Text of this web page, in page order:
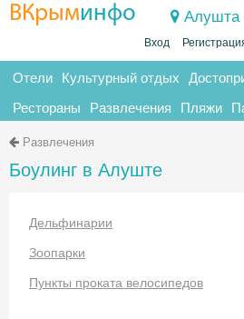
ВКрыминфо Алушта
Вход
Отели Культурный отдых
Рестораны Развлечения Пляжи
Развлечения
Боулинг в Алуште
Дельфинарии
Зоопарки
Пункты проката велосипедов